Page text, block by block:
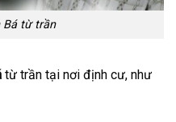
Bá từ trần
từ trần tại nơi định cư, như